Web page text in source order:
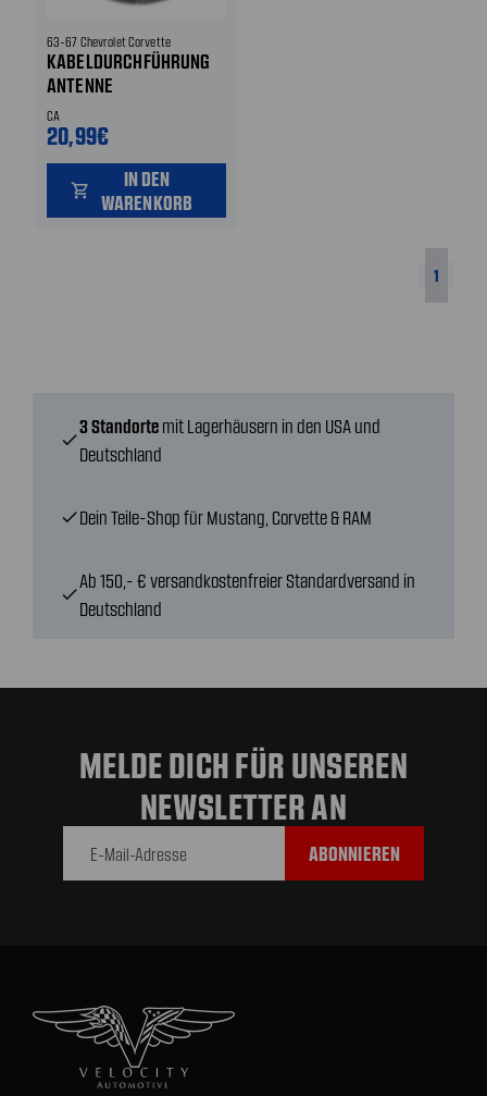
63-67 Chevrolet Corvette
KABELDURCHFÜHRUNG
ANTENNE
CA
20,99€
shopping_cart
IN DEN
WARENKORB
1
check
3 Standorte mit Lagerhäusern in den USA und
Deutschland
checkDein Teile-Shop für Mustang, Corvette & RAM
check
Ab 150,- € versandkostenfreier Standardversand in
Deutschland
MELDE DICH FÜR UNSEREN
NEWSLETTER AN